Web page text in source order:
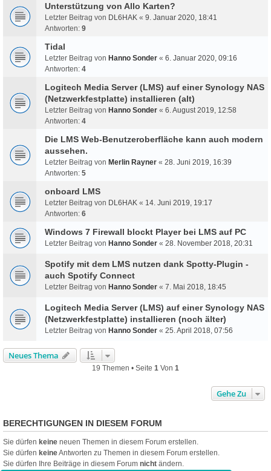
Unterstützung von Allo Karten?
Letzter Beitrag von DL6HAK « 9. Januar 2020, 18:41
Antworten: 9
Tidal
Letzter Beitrag von Hanno Sonder « 6. Januar 2020, 09:16
Antworten: 4
Logitech Media Server (LMS) auf einer Synology NAS
(Netzwerkfestplatte) installieren (alt)
Letzter Beitrag von Hanno Sonder « 6. August 2019, 12:58
Antworten: 4
Die LMS Web-Benutzeroberfläche kann auch modern
aussehen.
Letzter Beitrag von Merlin Rayner « 28. Juni 2019, 16:39
Antworten: 5
onboard LMS
Letzter Beitrag von DL6HAK « 14. Juni 2019, 19:17
Antworten: 6
Windows 7 Firewall blockt Player bei LMS auf PC
Letzter Beitrag von Hanno Sonder « 28. November 2018, 20:31
Spotify mit dem LMS nutzen dank Spotty-Plugin -
auch Spotify Connect
Letzter Beitrag von Hanno Sonder « 7. Mai 2018, 18:45
Logitech Media Server (LMS) auf einer Synology NAS
(Netzwerkfestplatte) installieren (noch älter)
Letzter Beitrag von Hanno Sonder « 25. April 2018, 07:56
Neues Thema
19 Themen • Seite 1 Von 1
Gehe Zu
BERECHTIGUNGEN IN DIESEM FORUM
Sie dürfen keine neuen Themen in diesem Forum erstellen.
Sie dürfen keineAntworten zu Themen in diesem Forum erstellen.
Sie dürfen Ihre Beiträge in diesem Forum nicht ändern.